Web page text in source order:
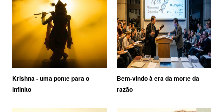
Krishna - uma ponte para o
infinito
Bem-vindo à era da morte da
razão